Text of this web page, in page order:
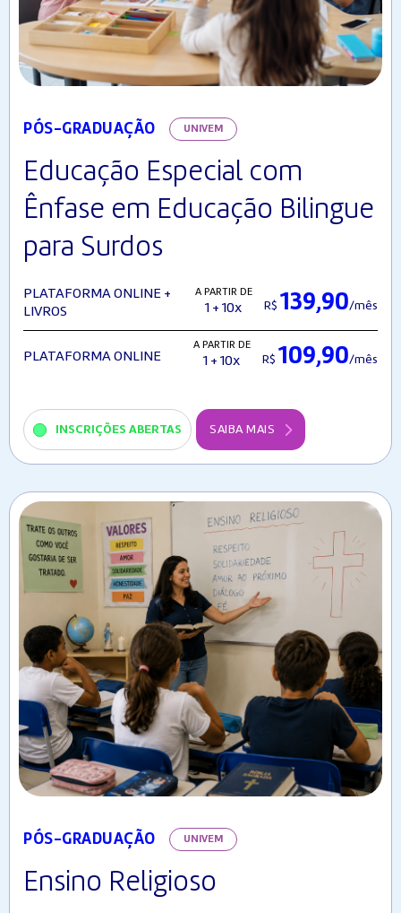
PÓS-GRADUAÇÃO UNIVEM
Educação Especial com
Ênfase em Educação Bilingue
para Surdos
PLATAFORMA ONLINE +
LIVROS
A PARTIR DE
1 + 10x R$ 139,90/mês
PLATAFORMA ONLINE
A PARTIR DE
1 + 10x R$ 109,90/mês
INSCRIÇÕES ABERTAS SAIBA MAIS
PÓS-GRADUAÇÃO UNIVEM
Ensino Religioso